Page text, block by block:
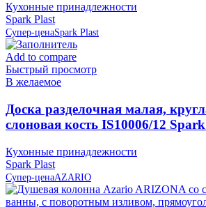
Кухонные принадлежности
Spark Plast
Супер-ценаSpark Plast
Add to compare
Быстрый просмотр
В желаемое
Доска разделочная малая,
слоновая кость IS10006/12
Кухонные принадлежности
Spark Plast
Супер-ценаAZARIO